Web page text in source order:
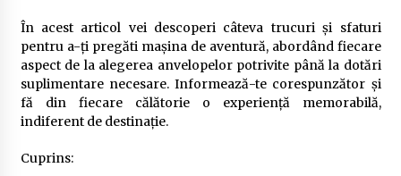
Cotele Dunării: Monitorizare și Prognoze
Hidrologice prin DanubeAlert.com
2 ani ago
În acest articol vei descoperi câteva trucuri și sfaturi
pentru a-ți pregăti mașina de aventură, abordând fiecare
aspect de la alegerea anvelopelor potrivite până la dotări
suplimentare necesare. Informează-te corespunzător și
fă din fiecare călătorie o experiență memorabilă,
indiferent de destinație.
Cuprins: